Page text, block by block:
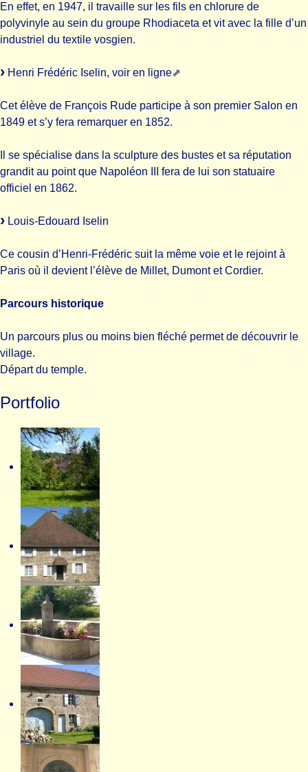
En effet, en 1947, il travaille sur les fils en chlorure de
polyvinyle au sein du groupe Rhodiaceta et vit avec la fille d’un
industriel du textile vosgien.
Henri Frédéric Iselin, voir en ligne
Cet élève de François Rude participe à son premier Salon en
1849 et s’y fera remarquer en 1852.
Il se spécialise dans la sculpture des bustes et sa réputation
grandit au point que Napoléon III fera de lui son statuaire
officiel en 1862.
Louis-Edouard Iselin
Ce cousin d’Henri-Frédéric suit la même voie et le rejoint à
Paris où il devient l’élève de Millet, Dumont et Cordier.
Parcours historique
Un parcours plus ou moins bien fléché permet de découvrir le
village.
Départ du temple.
Portfolio